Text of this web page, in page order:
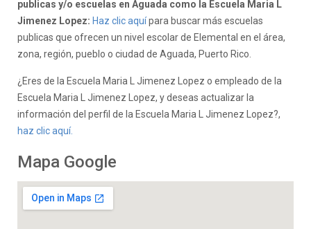
publicas y/o escuelas en Aguada como la Escuela Maria L
Jimenez Lopez: Haz clic aquípara buscar más escuelas
publicas que ofrecen un nivel escolar de Elemental en el área,
zona, región, pueblo o ciudad de Aguada, Puerto Rico.
¿Eres de la Escuela Maria L Jimenez Lopez o empleado de la
Escuela Maria L Jimenez Lopez, y deseas actualizar la
información del perfil de la Escuela Maria L Jimenez Lopez?,
haz clic aquí.
Mapa Google